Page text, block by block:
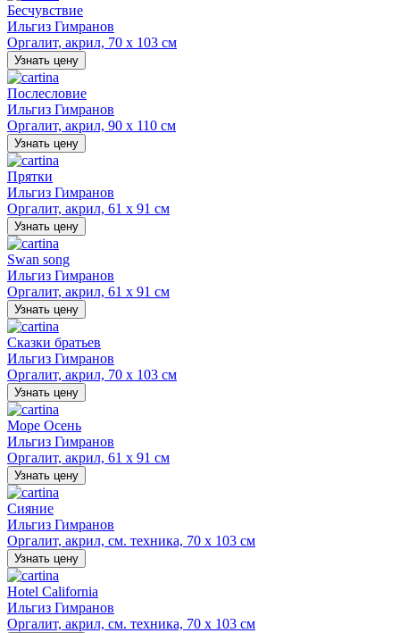
Бесчувствие
Ильгиз Гимранов
Оргалит, акрил, 70 х 103 см
Узнать цену
Послесловие
Ильгиз Гимранов
Оргалит, акрил, 90 х 110 см
Узнать цену
Прятки
Ильгиз Гимранов
Оргалит, акрил, 61 х 91 см
Узнать цену
Swan song
Ильгиз Гимранов
Оргалит, акрил, 61 х 91 см
Узнать цену
Сказки братьев
Ильгиз Гимранов
Оргалит, акрил, 70 х 103 см
Узнать цену
Море Осень
Ильгиз Гимранов
Оргалит, акрил, 61 х 91 см
Узнать цену
Сияние
Ильгиз Гимранов
Оргалит, акрил, см. техника, 70 х 103 см
Узнать цену
Hotel California
Ильгиз Гимранов
Оргалит, акрил, см. техника, 70 х 103 см